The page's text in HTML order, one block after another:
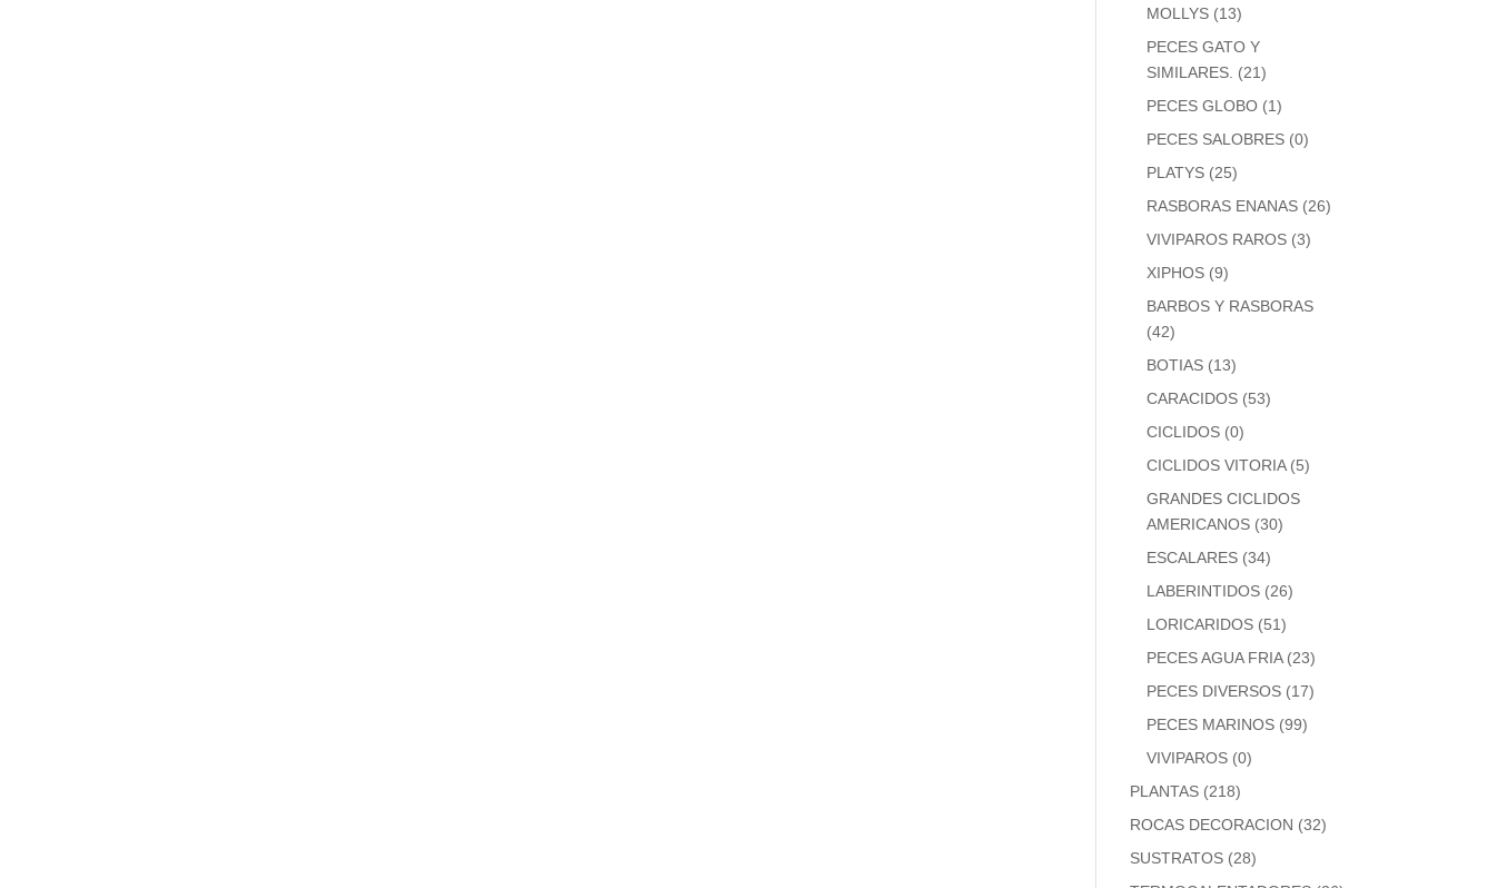
MOLLYS (13)
PECES GATO Y
SIMILARES. (21)
PECES GLOBO (1)
PECES SALOBRES (0)
PLATYS (25)
RASBORAS ENANAS (26)
VIVIPAROS RAROS (3)
XIPHOS (9)
BARBOS Y RASBORAS
(42)
BOTIAS (13)
CARACIDOS (53)
CICLIDOS (0)
CICLIDOS VITORIA (5)
GRANDES CICLIDOS
AMERICANOS (30)
ESCALARES (34)
LABERINTIDOS (26)
LORICARIDOS (51)
PECES AGUA FRIA (23)
PECES DIVERSOS (17)
PECES MARINOS (99)
VIVIPAROS (0)
PLANTAS (218)
ROCAS DECORACION (32)
SUSTRATOS (28)